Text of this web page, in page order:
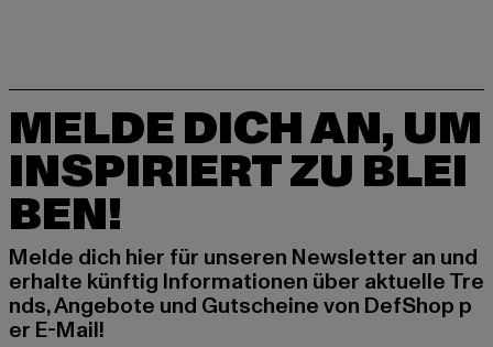
MELDE DICH AN, UM
INSPIRIERT ZU BLEI
BEN!
Melde dich hier für unseren Newsletter an und
erhalte künftig Informationen über aktuelle Tre
nds, Angebote und Gutscheine von DefShop p
er E-Mail!